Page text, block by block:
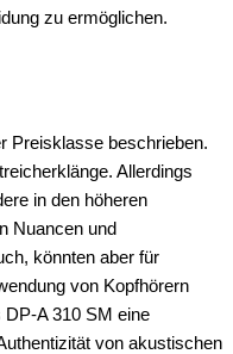
zu ermöglichen.
Preisklasse beschrieben.
Allerdings
in den höheren
Nuancen und
könnten aber für
von Kopfhörern
A 310 SM eine
von akustischen